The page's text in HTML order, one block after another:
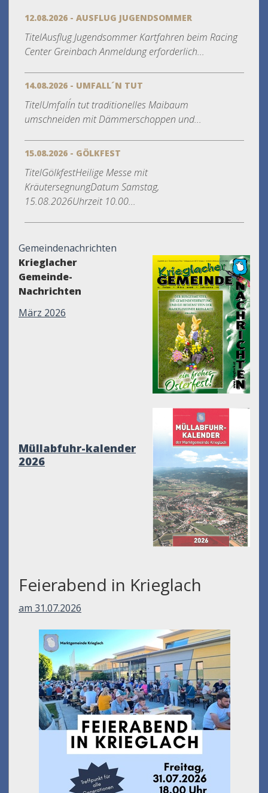
12.08.2026 - AUSFLUG JUGENDSOMMER
TitelAusflug Jugendsommer Kartfahren beim Racing
Center Greinbach Anmeldung erforderlich...
14.08.2026 - UMFALL´N TUT
TitelUmfall´n tut traditionelles Maibaum
umschneiden mit Dämmerschoppen und...
15.08.2026 - GÖLKFEST
TitelGölkfestHeilige Messe mit
KräutersegnungDatum Samstag,
15.08.2026Uhrzeit 10.00...
Gemeindenachrichten
Krieglacher
Gemeinde-
Nachrichten
März 2026
Müllabfuhr-kalender
2026
Feierabend in Krieglach
am 31.07.2026